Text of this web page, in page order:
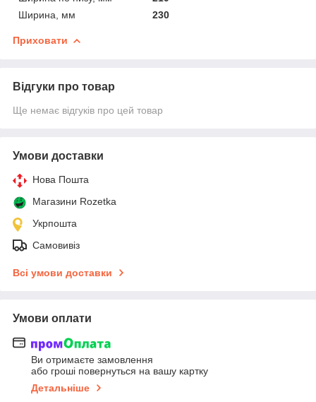
Ширина, мм
230
Приховати
Відгуки про товар
Ще немає відгуків про цей товар
Умови доставки
Нова Пошта
Магазини Rozetka
Укрпошта
Самовивіз
Всі умови доставки
Умови оплати
Ви отримаєте замовлення
або гроші повернуться на вашу картку
Детальніше